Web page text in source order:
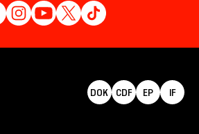
DOK CDF EP IF